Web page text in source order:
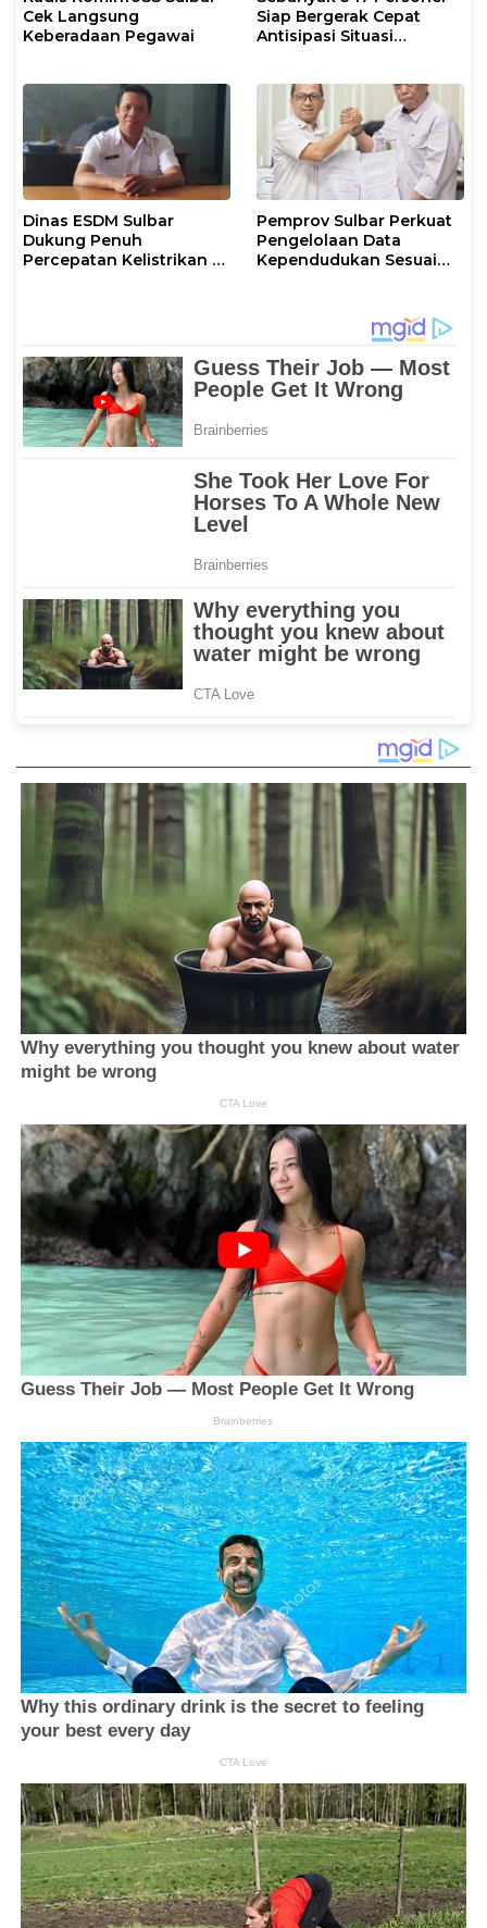
Cek Langsung
Keberadaan Pegawai
Siap Bergerak Cepat
Antisipasi Situasi
Dinas ESDM Sulbar
Dukung Penuh
Percepatan Kelistrikan di
Pemprov Sulbar Perkuat
Pengelolaan Data
Kependudukan Sesuai